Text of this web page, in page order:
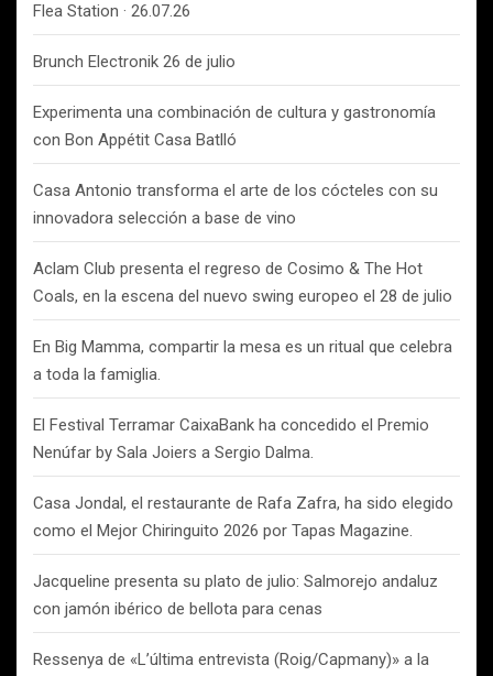
Flea Station · 26.07.26
Brunch Electronik 26 de julio
Experimenta una combinación de cultura y gastronomía
con Bon Appétit Casa Batlló
Casa Antonio transforma el arte de los cócteles con su
innovadora selección a base de vino
Aclam Club presenta el regreso de Cosimo & The Hot
Coals, en la escena del nuevo swing europeo el 28 de julio
En Big Mamma, compartir la mesa es un ritual que celebra
a toda la famiglia.
El Festival Terramar CaixaBank ha concedido el Premio
Nenúfar by Sala Joiers a Sergio Dalma.
Casa Jondal, el restaurante de Rafa Zafra, ha sido elegido
como el Mejor Chiringuito 2026 por Tapas Magazine.
Jacqueline presenta su plato de julio: Salmorejo andaluz
con jamón ibérico de bellota para cenas
Ressenya de «L’última entrevista (Roig/Capmany)» a la